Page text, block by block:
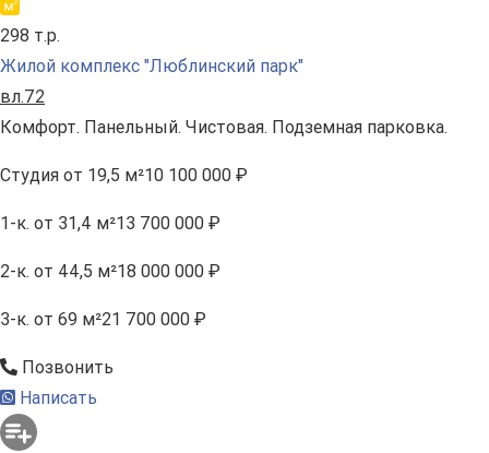
298 т.р.
Жилой комплекс "Люблинский парк"
вл.72
Комфорт. Панельный. Чистовая. Подземная парковка.
Студия от 19,5 м²10 100 000 ₽
1-к. от 31,4 м²13 700 000 ₽
2-к. от 44,5 м²18 000 000 ₽
3-к. от 69 м²21 700 000 ₽
Позвонить
Написать